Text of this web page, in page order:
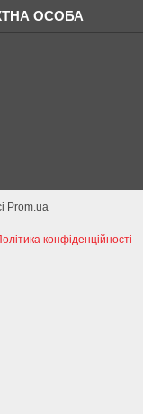
Prom.ua
конфіденційності